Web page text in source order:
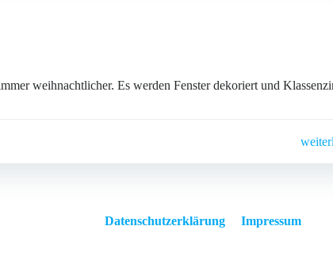
weihnachtlicher. Es werden Fenster dekoriert und
Datenschutzerklärung Impressum